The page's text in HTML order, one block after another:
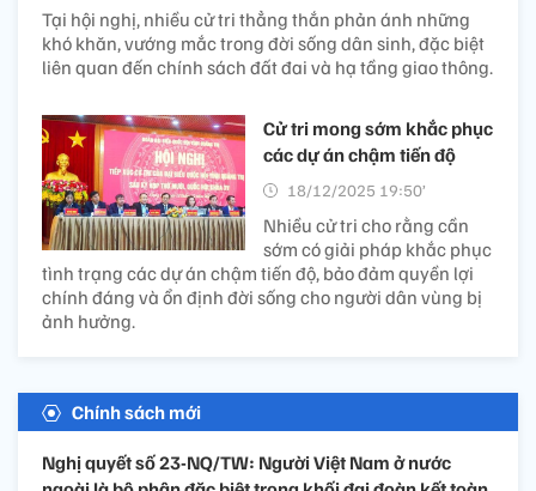
Tại hội nghị, nhiều cử tri thẳng thắn phản ánh những
khó khăn, vướng mắc trong đời sống dân sinh, đặc biệt
liên quan đến chính sách đất đai và hạ tầng giao thông.
Cử tri mong sớm khắc phục
các dự án chậm tiến độ
18/12/2025 19:50’
Nhiều cử tri cho rằng cần
sớm có giải pháp khắc phục
tình trạng các dự án chậm tiến độ, bảo đảm quyền lợi
chính đáng và ổn định đời sống cho người dân vùng bị
ảnh hưởng.
Chính sách mới
Nghị quyết số 23-NQ/TW: Người Việt Nam ở nước